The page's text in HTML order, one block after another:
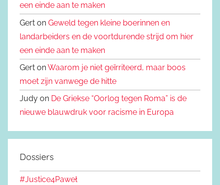
een einde aan te maken
Gert on Geweld tegen kleine boerinnen en
landarbeiders en de voortdurende strijd om hier
een einde aan te maken
Gert onWaarom je niet geïrriteerd, maar boos
moet zijn vanwege de hitte
Judy on De Griekse “Oorlog tegen Roma” is de
nieuwe blauwdruk voor racisme in Europa
Dossiers
#Justice4Paweł